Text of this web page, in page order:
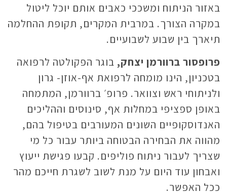
באזור הניתוח ומשככי כאבים אותם יוכל ליטול
במקרה הצורך. במרבית המקרים, תקופת ההחלמה
תיארך בין שבוע לשבועיים.
פרופסור ברוורמן יצחק, בוגר הפקולטה לרפואה
בטכניון, הינו מומחה לרפואת אף-אוזן- גרון
ולניתוחי ראש וצוואר. פרופ׳ ברוורמן, המתמחה
באופן ספציפי במחלות אף, סינוסים וההליכים
האנדוסקופיים השונים המעורבים בטיפול בהם,
מהווה את הבחירה הבטוחה ביותר עבור כל מי
שצריך לעבור ניתוח פוליפים. קבעו פגישת ייעוץ
ואבחון עוד היום על מנת לשוב לשגרת חייכם מהר
ככל האפשר.